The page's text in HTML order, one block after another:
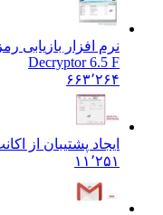
نرم افزار بازیابی رمز
Decryptor 6.5 F
۶۶۳٬۲۶۴
ایجاد پشتیبان از اکانت
1.0
۱۱٬۲۵۱